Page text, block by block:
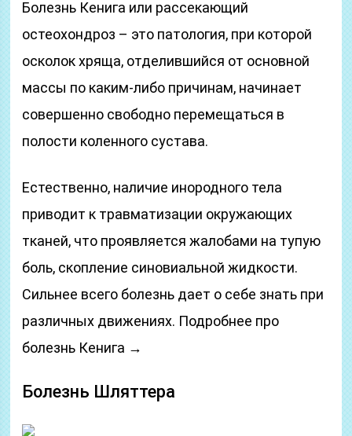
Болезнь Кенига или рассекающий
остеохондроз – это патология, при которой
осколок хряща, отделившийся от основной
массы по каким-либо причинам, начинает
совершенно свободно перемещаться в
полости коленного сустава.
Естественно, наличие инородного тела
приводит к травматизации окружающих
тканей, что проявляется жалобами на тупую
боль, скопление синовиальной жидкости.
Сильнее всего болезнь дает о себе знать при
различных движениях. Подробнее про
болезнь Кенига →
Болезнь Шляттера